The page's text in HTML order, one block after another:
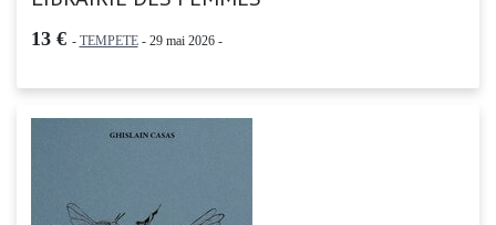
13 € - TEMPETE- 29 mai 2026 -